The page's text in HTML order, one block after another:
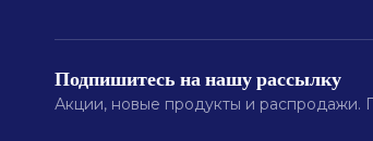
Подпишитесь на нашу рассылку
Акции, новые продукты и распродажи.